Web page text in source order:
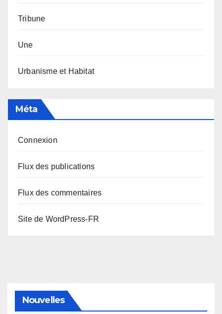
Tribune
Une
Urbanisme et Habitat
Méta
Connexion
Flux des publications
Flux des commentaires
Site de WordPress-FR
Nouvelles